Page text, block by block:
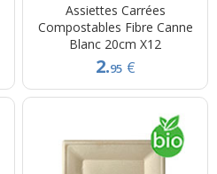
Assiettes Carrées
Compostables Fibre Canne
Blanc 20cm X12
2.95 €